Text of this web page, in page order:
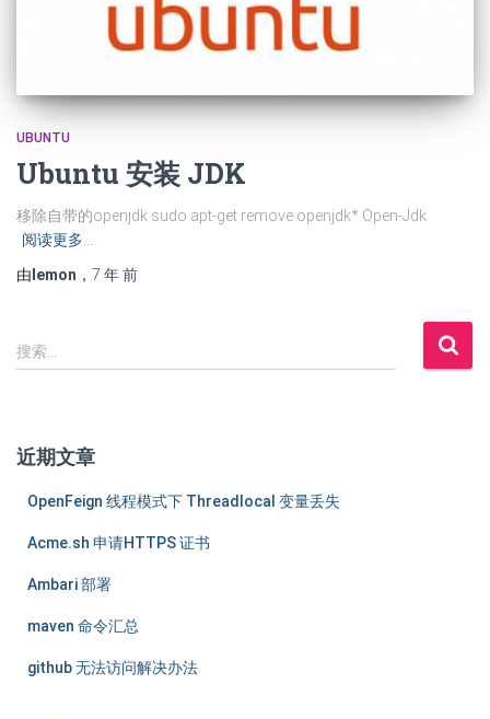
UBUNTU
Ubuntu 安装 JDK
移除自带的openjdk sudo apt-get remove openjdk* Open-Jdk
阅读更多…
由 lemon ， 7 年前
搜
索
搜索…
近期文章
OpenFeign 线程模式下 Threadlocal 变量丢失
Acme.sh 申请HTTPS 证书
Ambari 部署
maven 命令汇总
github 无法访问解决办法